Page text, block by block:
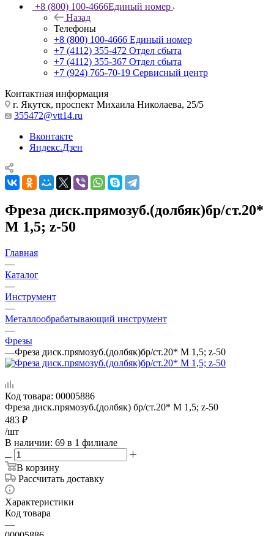
+8 (800) 100-4666Единый номер
Назад
Телефоны
+8 (800) 100-4666 Единый номер
+7 (4112) 355-472 Отдел сбыта
+7 (4112) 355-367 Отдел сбыта
+7 (924) 765-70-19 Сервисный центр
Контактная информация
г. Якутск, проспект Михаила Николаева, 25/5
355472@vtt14.ru
Вконтакте
Яндекс.Дзен
Фреза диск.прямозуб.(долбяк)бр/ст.20*
М 1,5; z-50
Главная
—
Каталог
—
Инструмент
—
Металлообрабатывающий инструмент
—
Фрезы
—Фреза диск.прямозуб.(долбяк)бр/ст.20* М 1,5; z-50
Код товара: 00005886
Фреза диск.прямозуб.(долбяк) бр/ст.20* М 1,5; z-50
483 ₽
/шт
В наличии: 69 в 1 филиале
В корзину
Рассчитать доставку
Характеристики
Код товара
—